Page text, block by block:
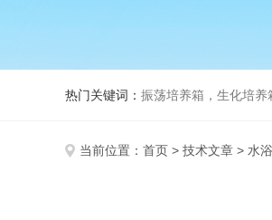
热门关键词： 振荡培养箱，生化培养箱
当前位置： 首页 > 技术文章 > 水